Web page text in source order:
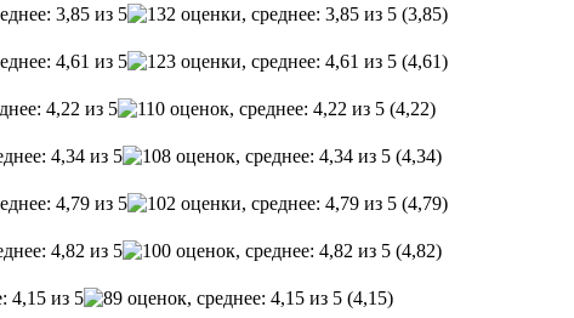
(3,85)
(4,61)
(4,22)
(4,34)
(4,79)
(4,82)
(4,15)